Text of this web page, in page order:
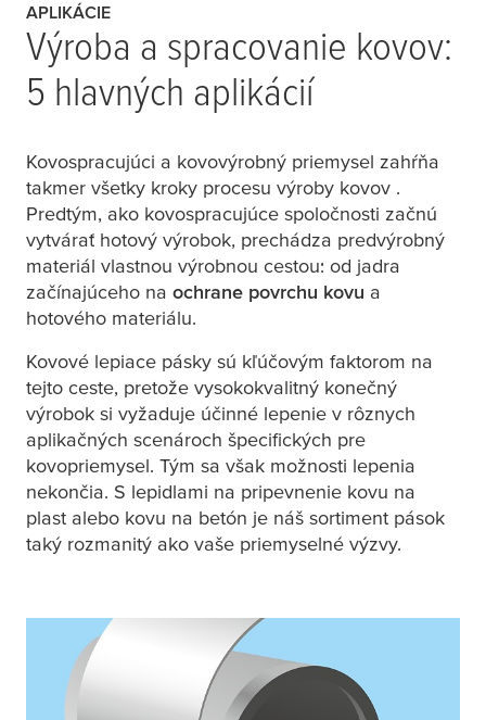
APLIKÁCIE
Výroba a spracovanie kovov:
5 hlavných aplikácií
Kovospracujúci a kovovýrobný priemysel zahŕňa
takmer všetky kroky procesu výroby kovov .
Predtým, ako kovospracujúce spoločnosti začnú
vytvárať hotový výrobok, prechádza predvýrobný
materiál vlastnou výrobnou cestou: od jadra
začínajúceho na ochrane povrchu kovu a
hotového materiálu.
Kovové lepiace pásky sú kľúčovým faktorom na
tejto ceste, pretože vysokokvalitný konečný
výrobok si vyžaduje účinné lepenie v rôznych
aplikačných scenároch špecifických pre
kovopriemysel. Tým sa však možnosti lepenia
nekončia. S lepidlami na pripevnenie kovu na
plast alebo kovu na betón je náš sortiment pások
taký rozmanitý ako vaše priemyselné výzvy.